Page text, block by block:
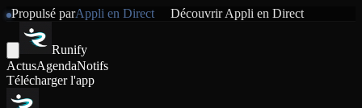
Propulsé parAppli en Direct DécouvrirAppli en Direct
Runify
ActusAgendaNotifs
Télécharger l'app